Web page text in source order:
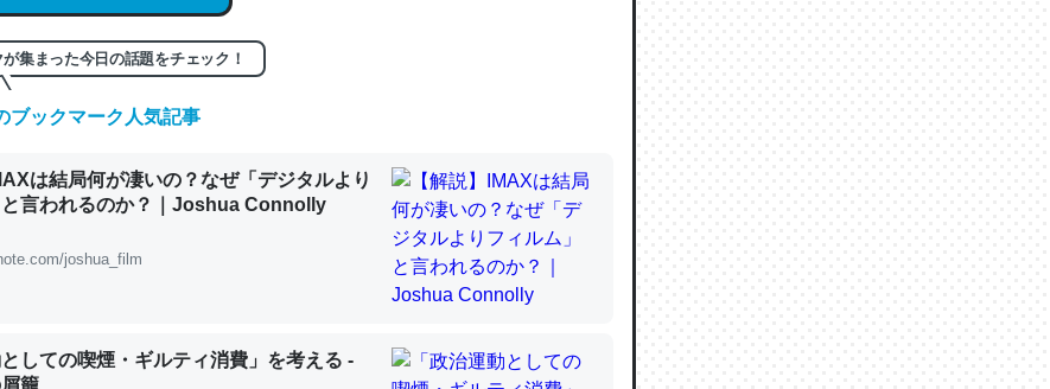
収されないけど、短期記憶というには多い分量。進化すればするほど分かり
りそう
と限界についての考察（１） - conceptualization
ルシウム少ないのか。知らんかった。調べたらコオロギのカルシウム分はエビ
集まった今日の話題をチェック！
ブックマーク人気記事
は結局何が凄いの？なぜ「デジタルより
と言われるのか？｜Joshua Connolly
joshua_film
としての喫煙・ギルティ消費」を考える -